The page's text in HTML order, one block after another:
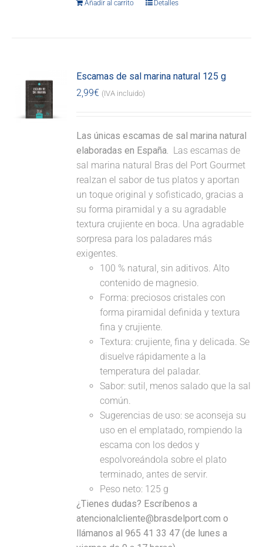
Añadir al carrito Detalles
Escamas de sal marina natural 125 g
2,99€ (IVA incluido)
Las únicas escamas de sal marina natural
elaboradas en España. Las escamas de
sal marina natural Bras del Port Gourmet
realzan el sabor de tus platos y aportan
un toque original y sofisticado, gracias a
su forma piramidal y a su agradable
textura crujiente en boca. Una agradable
sorpresa para los paladares más
exigentes.
100 % natural, sin aditivos. Alto
contenido de magnesio.
Forma: preciosos cristales con
forma piramidal definida y textura
fina y crujiente.
Textura: crujiente, fina y delicada. Se
disuelve rápidamente a la
temperatura del paladar.
Sabor: sutil, menos salado que la sal
común.
Sugerencias de uso: se aconseja su
uso en el emplatado, rompiendo la
escama con los dedos y
espolvoreándola sobre el plato
terminado, antes de servir.
Peso neto: 125 g
¿Tienes dudas? Escríbenos a
atencionalcliente@brasdelport.com o
llámanos al 965 41 33 47 (de lunes a